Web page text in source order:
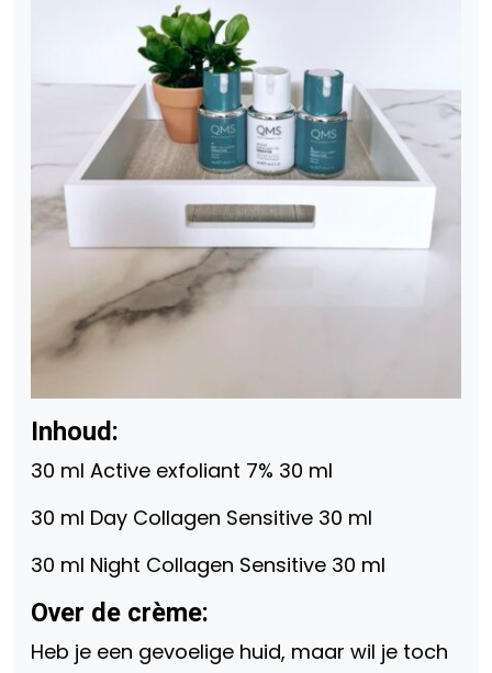
Inhoud:
30 ml Active exfoliant 7% 30 ml
30 ml Day Collagen Sensitive 30 ml
30 ml Night Collagen Sensitive 30 ml
Over de crème:
Heb je een gevoelige huid, maar wil je toch